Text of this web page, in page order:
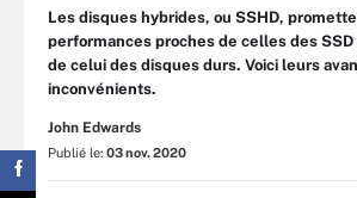
Les disques hybrides, ou SSHD,
performances proches de celles des SSD
de celui des disques durs. Voici leurs
inconvénients.
John Edwards
Publié le: 03 nov. 2020